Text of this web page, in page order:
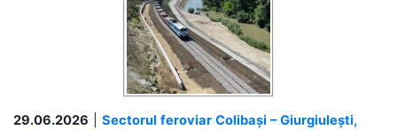
29.06.2026
Sectorul feroviar Colibași – Giurgiulești,